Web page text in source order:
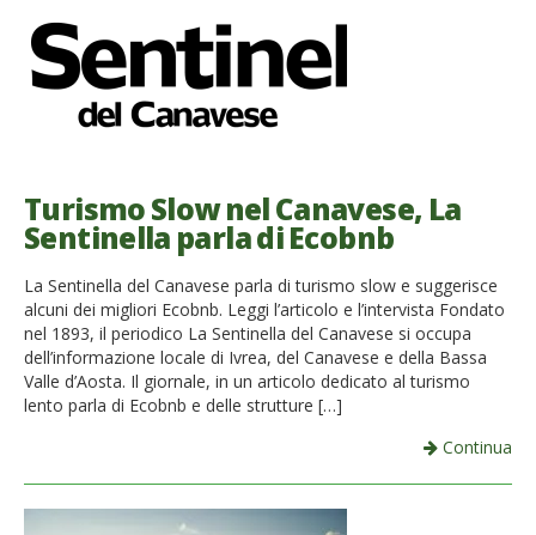
Turismo Slow nel Canavese, La
Sentinella parla di Ecobnb
La Sentinella del Canavese parla di turismo slow e suggerisce
alcuni dei migliori Ecobnb. Leggi l’articolo e l’intervista Fondato
nel 1893, il periodico La Sentinella del Canavese si occupa
dell’informazione locale di Ivrea, del Canavese e della Bassa
Valle d’Aosta. Il giornale, in un articolo dedicato al turismo
lento parla di Ecobnb e delle strutture […]
Continua